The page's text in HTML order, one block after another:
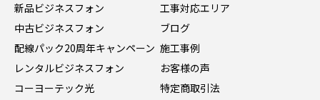
新品ビジネスフォン
中古ビジネスフォン
配線パック20周年キャンペーン
レンタルビジネスフォン
コーヨーテック光
工事対応エリア
ブログ
施工事例
お客様の声
特定商取引法